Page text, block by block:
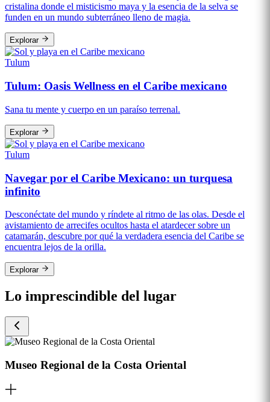
cristalina donde el misticismo maya y la esencia de la selva se
funden en un mundo subterráneo lleno de magia.
Explorar
Tulum
Tulum: Oasis Wellness en el Caribe mexicano
Sana tu mente y cuerpo en un paraíso terrenal.
Explorar
Tulum
Navegar por el Caribe Mexicano: un turquesa
infinito
Desconéctate del mundo y ríndete al ritmo de las olas. Desde el
avistamiento de arrecifes ocultos hasta el atardecer sobre un
catamarán, descubre por qué la verdadera esencia del Caribe se
encuentra lejos de la orilla.
Explorar
Lo imprescindible del lugar
Museo Regional de la Costa Oriental